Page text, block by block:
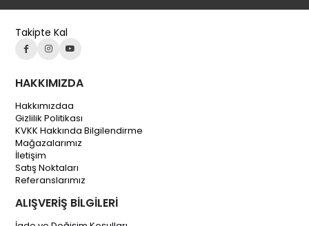
Takipte Kal
HAKKIMIZDA
Hakkımızdaa
Gizlilik Politikası
KVKK Hakkında Bilgilendirme
Mağazalarımız
İletişim
Satış Noktaları
Referanslarımız
ALIŞVERİŞ BİLGİLERİ